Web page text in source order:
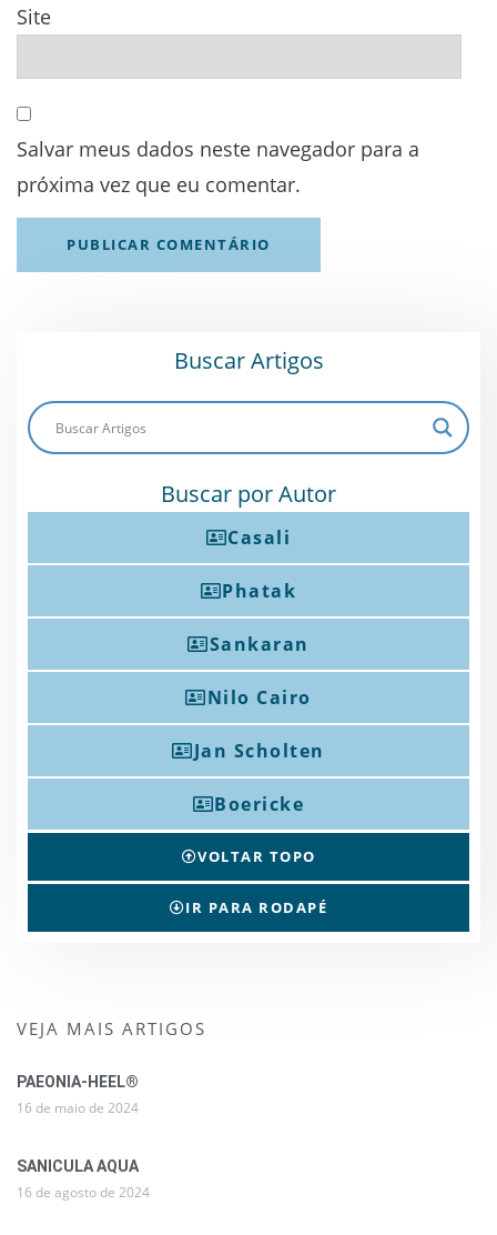
Site
Salvar meus dados neste navegador para a
próxima vez que eu comentar.
Buscar Artigos
Buscar por Autor
Casali
Phatak
Sankaran
Nilo Cairo
Jan Scholten
Boericke
VOLTAR TOPO
IR PARA RODAPÉ
VEJA MAIS ARTIGOS
PAEONIA-HEEL®
16 de maio de 2024
SANICULA AQUA
16 de agosto de 2024